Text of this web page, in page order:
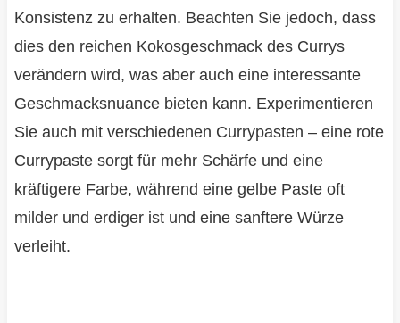
Konsistenz zu erhalten. Beachten Sie jedoch, dass
dies den reichen Kokosgeschmack des Currys
verändern wird, was aber auch eine interessante
Geschmacksnuance bieten kann. Experimentieren
Sie auch mit verschiedenen Currypasten – eine rote
Currypaste sorgt für mehr Schärfe und eine
kräftigere Farbe, während eine gelbe Paste oft
milder und erdiger ist und eine sanftere Würze
verleiht.